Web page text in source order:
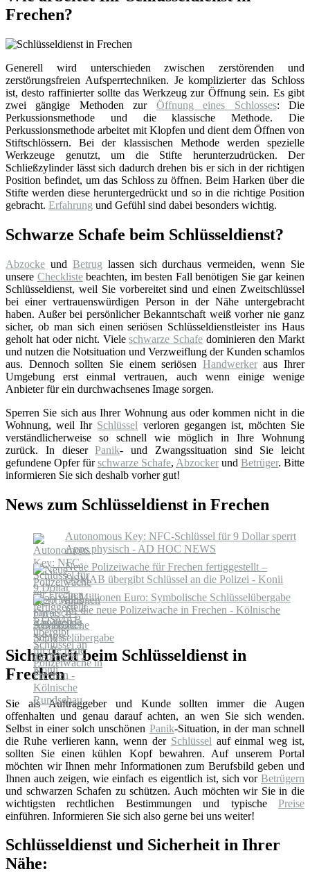
Frechen?
Generell wird unterschieden zwischen zerstörenden und
zerstörungsfreien Aufsperrtechniken. Je komplizierter das Schloss
ist, desto raffinierter sollte das Werkzeug zur Öffnung sein. Es gibt
zwei gängige Methoden zur Öffnung eines Schlosses: Die
Perkussionsmethode und die klassische Methode. Die
Perkussionsmethode arbeitet mit Klopfen und dient dem Öffnen von
Stiftschlössern. Bei der klassischen Methode werden spezielle
Werkzeuge genutzt, um die Stifte herunterzudrücken. Der
Schließzylinder lässt sich dadurch drehen bis er sich in der richtigen
Position befindet, um das Schloss zu öffnen. Beim Harken über die
Stifte werden diese heruntergedrückt und so in die richtige Position
gebracht. Erfahrung und Gefühl sind dabei besonders wichtig.
Schwarze Schafe beim Schlüsseldienst?
Abzocke und Betrug lassen sich durchaus vermeiden, wenn Sie
unsere Checklistebeachten, im besten Fall benötigen Sie gar keinen
Schlüsseldienst, weil Sie vorbereitet sind und einen Zweitschlüssel
bei einer vertrauenswürdigen Person in der Nähe untergebracht
haben. Außer bei persönlicher Bekanntschaft weiß vorher nie ganz
sicher, ob man sich einen seriösen Schlüsseldienstleister ins Haus
geholt hat oder nicht. Vieleschwarze Schafe dominieren den Markt
und nutzen die Notsituation und Verzweiflung der Kunden schamlos
aus. Dennoch sollten Sie einem seriösen Handwerkeraus Ihrer
Umgebung erst einmal vertrauen, auch wenn einige wenige
Anbieter für ein durchwachsenes Image sorgen.
Sperren Sie sich aus Ihrer Wohnung aus oder kommen nicht in die
Wohnung, weil Ihr Schlüssel verloren gegangen ist, möchten Sie
verständlicherweise so schnell wie möglich in Ihre Wohnung
zurück. In dieserPanik- und Zwangssituation sind Sie leicht
gefundene Opfer fürschwarze Schafe, Abzocker und Betrüger. Bitte
informieren Sie sich deshalb vorher gut!
News zum Schlüsseldienst in Frechen
Autonomous Key: NFC-Schlüssel für 9 Dollar sperrt
Apps physisch - AD HOC NEWS
Neue Polizeiwache für Frechen fertiggestellt –
OSMAB übergibt Schlüssel an die Polizei - Konii
20 Millionen Euro: Symbolische Schlüsselübergabe
für die neue Polizeiwache in Frechen - Kölnische
Rundschau
Sicherheit beim Schlüsseldienst in
Frechen
Sie als Auftraggeber und Kunde sollten immer die Augen
offenhalten und genau darauf achten, an wen Sie sich wenden.
Selbst in einer solch unschönen Panik-Situation, in der man schnell
die Ruhe verlieren kann, wenn der Schlüssel auf einmal weg ist,
sollten Sie einen kühlen Kopf bewahren. Auf unserem Portal
möchten wir Ihnen mehr Informationen zum Berufsbild geben und
Ihnen auch zeigen, wie einfach es eigentlich ist, sich vor Betrügern
und schwarzen Schafen zu schützen. Auch möchten wir Sie in die
wichtigsten rechtlichen Bestimmungen und typische Preise
einführen. Informieren Sie sich also gerne bei uns weiter!
Schlüsseldienst und Sicherheit in Ihrer
Nähe: